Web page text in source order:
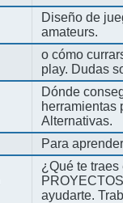
Diseño de
amateurs.
o cómo
play. Dudas
Dónde
herramientas
Alternativas.
Para
¿Qué te
ayudarte.